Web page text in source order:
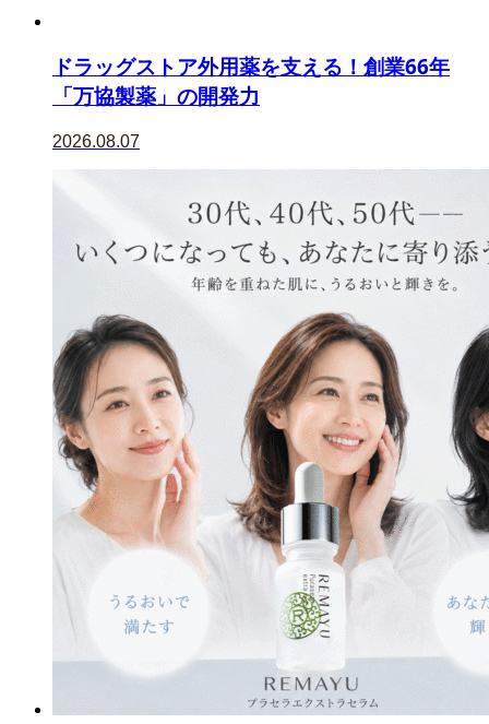
ドラッグストア外用薬を支える！創業66年
「万協製薬」の開発力
2026.08.07